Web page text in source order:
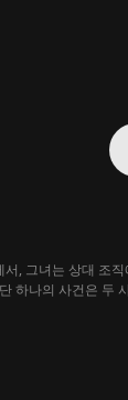
, 그녀는 상대 조
하나의 사건은 두